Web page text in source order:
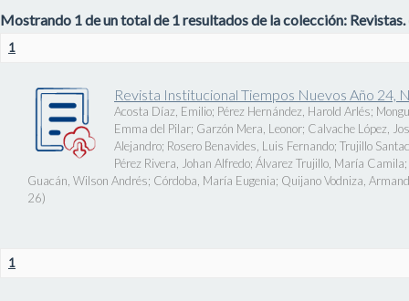
Mostrando 1 de un total de 1 resultados de la colección: Revistas.
1
Revista Institucional Tiempos Nuevos Año 24,
Acosta Díaz, Emilio; Pérez Hernández, Harold Arlés;
Emma del Pilar; Garzón Mera, Leonor; Calvache López,
Alejandro; Rosero Benavides, Luis Fernando; Trujillo
Pérez Rivera, Johan Alfredo; Álvarez Trujillo, María Camila;
Guacán, Wilson Andrés; Córdoba, María Eugenia; Quijano Vodniza,
26)
1